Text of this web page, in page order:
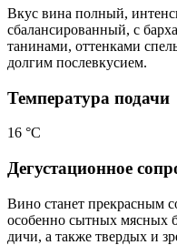
Вкус вина полный,
сбалансированный, с
танинами, оттенками
долгим послевкусием.
Температура подачи
16 °С
Дегустационное
Вино станет прекрасным
особенно сытных мясных
дичи, а также твердых и